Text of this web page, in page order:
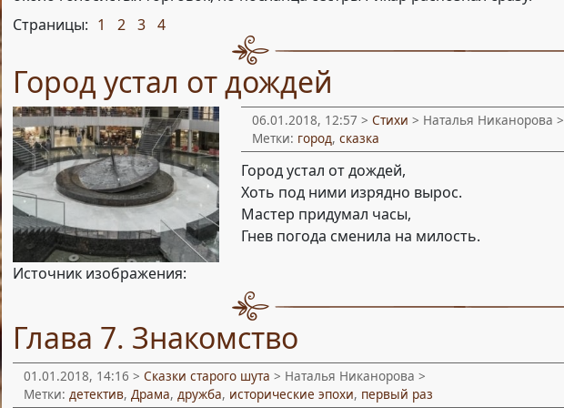
Страницы: 1 2 3 4
Город устал от дождей
Источник изображения:
06.01.2018, 12:57 >Стихи > Наталья Никанорова >
Метки: город,сказка
Город устал от дождей,
Хоть под ними изрядно вырос.
Мастер придумал часы,
Гнев погода сменила на милость.
Глава 7. Знакомство
01.01.2018, 14:16 > Сказки старого шута > Наталья Никанорова >
Метки: детектив, Драма, дружба, исторические эпохи, первый раз